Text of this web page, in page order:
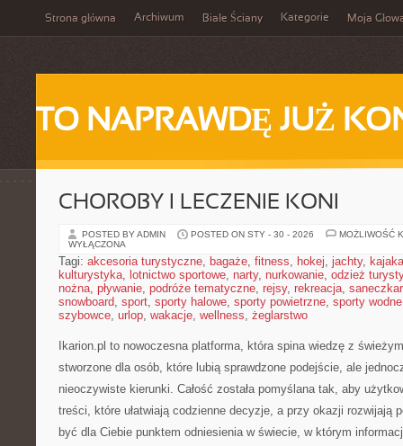
Strona główna Archiwum Białe Ściany Kategorie Moja
TO NAPRAWDĘ JUŻ
CHOROBY I LECZENIE KONI
POSTED BY ADMIN POSTED ON STY - 30 - 2026
MOŻLIWOŚĆ
WYŁĄCZONA
Tagi: akcesoria turystyczne, bagaże, fitness, hokej, jachty,
kulturystyka, lotnictwo sportowe, narty, nurkowanie, odzież
nożna, pływanie, podróże tematyczne, rejsy, rekreacja,
snowboard, sport, sporty halowe, sporty powietrzne, sporty wodne
szybowce, urlop, wakacje, wellness, żeglarstwo
Ikarion.pl to nowoczesna platforma, która spina wiedzę z
stworzone dla osób, które lubią sprawdzone podejście, ale
nieoczywiste kierunki. Całość została pomyślana tak, aby
treści, które ułatwiają codzienne decyzje, a przy okazji rozwijają
być dla Ciebie punktem odniesienia w świecie, w którym